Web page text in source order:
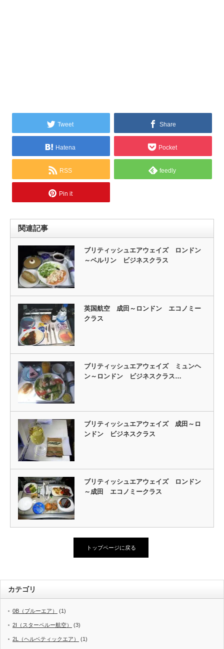
Tweet Share
Hatena Pocket
RSS feedly
Pin it
関連記事
ブリティッシュエアウェイズ ロンドン
～ベルリン ビジネスクラス
英国航空 成田～ロンドン エコノミー
クラス
ブリティッシュエアウェイズ ミュンヘ
ン～ロンドン ビジネスクラス…
ブリティッシュエアウェイズ 成田～ロ
ンドン ビジネスクラス
ブリティッシュエアウェイズ ロンドン
～成田 エコノミークラス
トップページに戻る
カテゴリ
0B（ブルーエア） (1)
2I（スターペルー航空） (3)
2L（ヘルベティックエア） (1)